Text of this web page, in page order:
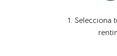
1. Selecciona